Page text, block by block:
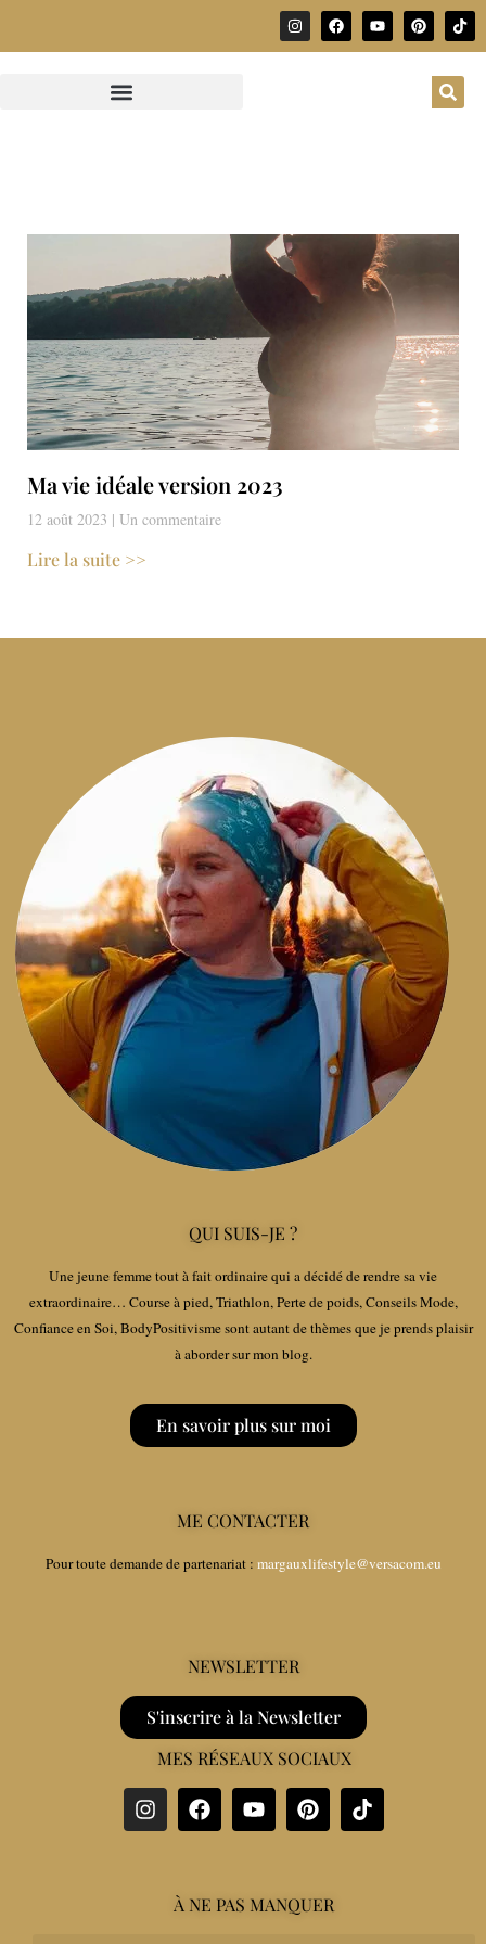
Ma vie idéale version 2023
12 août 2023 Un commentaire
Lire la suite >>
QUI SUIS-JE ?
Une jeune femme tout à fait ordinaire qui a décidé de rendre sa vie
extraordinaire… Course à pied, Triathlon, Perte de poids, Conseils Mode,
Confiance en Soi, BodyPositivisme sont autant de thèmes que je prends plaisir
à aborder sur mon blog.
En savoir plus sur moi
ME CONTACTER
Pour toute demande de partenariat : margauxlifestyle@versacom.eu
NEWSLETTER
S'inscrire à la Newsletter
MES RÉSEAUX SOCIAUX
À NE PAS MANQUER